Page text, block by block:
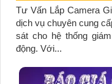
Tư Vấn Lắp Camera
dịch vụ chuyên cung
sát cho hệ thống
động. Với...